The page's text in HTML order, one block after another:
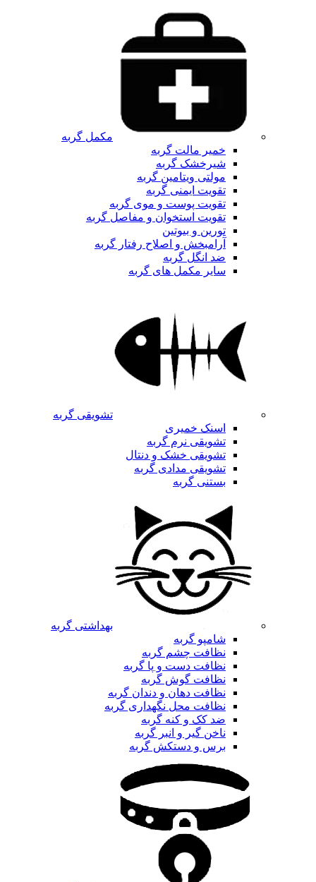
مکمل گربه
خمیر مالت گربه
شیرخشک گربه
مولتی ویتامین گربه
تقویت ایمنی گربه
تقویت پوست و موی گربه
تقویت استخوان و مفاصل گربه
تورین و بیوتین
آرامبخش و اصلاح رفتار گربه
ضد انگل گربه
سایر مکمل های گربه
تشویقی گربه
اسنک خمیری
تشویقی نرم گربه
تشویقی خشک و دنتال
تشویقی مدادی گربه
بستنی گربه
بهداشتی گربه
شامپو گربه
نظافت چشم گربه
نظافت دست و پا گربه
نظافت گوش گربه
نظافت دهان و دندان گربه
نظافت محل نگهداری گربه
ضد کک و کنه گربه
ناخن گیر و انبر گربه
برس و دستکش گربه